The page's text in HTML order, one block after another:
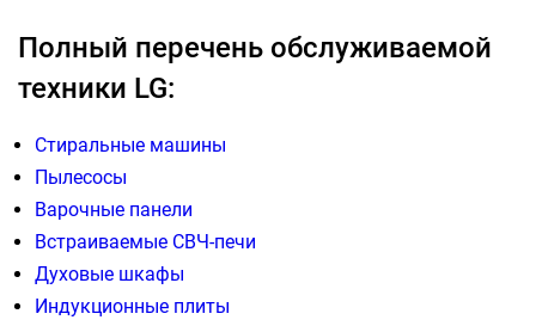
Полный перечень обслуживаемой
техники LG:
Стиральные машины
Пылесосы
Варочные панели
Встраиваемые СВЧ-печи
Духовые шкафы
Индукционные плиты